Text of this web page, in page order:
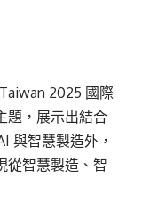
2025 國際
題，展示出結合
與智慧製造外，
從智慧製造、智